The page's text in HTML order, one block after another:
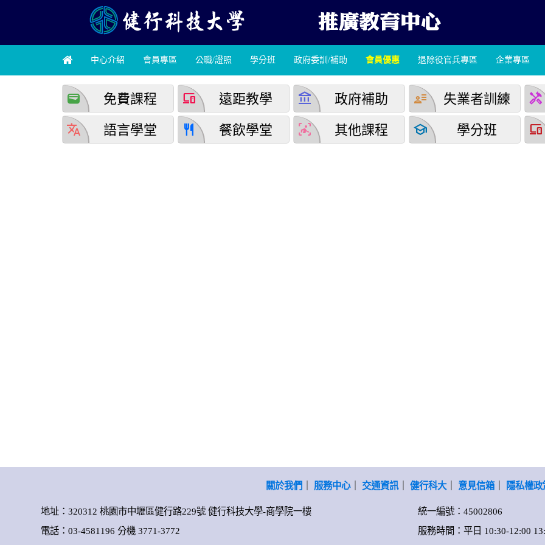
中心介紹 會員專區 公職/證照 學分班 政府委訓/補助 會員優惠 退除役官兵專區 企業專區
wallet 免費課程 devices 遠距教學 account_balance 政府補助 user_attributes 失業者訓練 handyman
translate 語言學堂 restaurant 餐飲學堂 detection_and_zone 其他課程 school 學分班 devices
關於我們 服務中心｜ 交通資訊｜ 健行科大｜ 意見信箱｜ 隱私權政
地址：320312 桃園市中壢區健行路229號 健行科技大學-商學院一樓
電話：03-4581196 分機 3771-3772
統一編號：45002806
服務時間：平日 10:30-12:00